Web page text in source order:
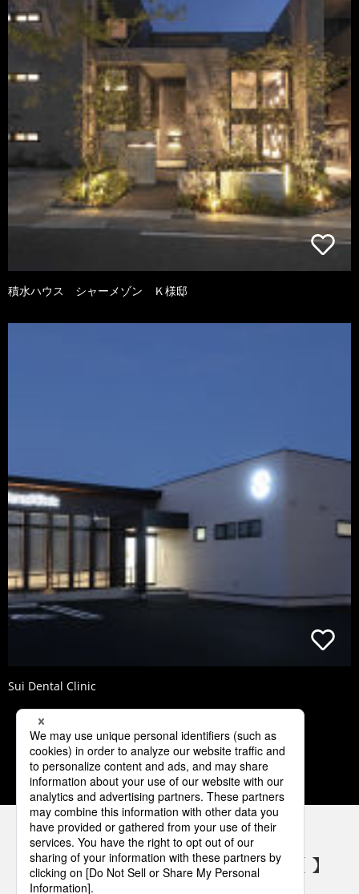
積水ハウス シャーメゾン Ｋ様邸
Sui Dental Clinic
2 3 4 5 6
パナソニックの電気設備 SNSアカウント